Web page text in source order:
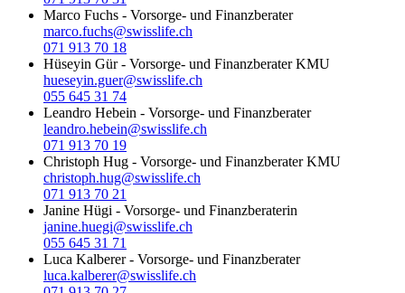
Marco Fuchs - Vorsorge- und Finanzberater
marco.fuchs@swisslife.ch
071 913 70 18
Hüseyin Gür- Vorsorge- und Finanzberater KMU
hueseyin.guer@swisslife.ch
055 645 31 74
Leandro Hebein - Vorsorge- und Finanzberater
leandro.hebein@swisslife.ch
071 913 70 19
Christoph Hug - Vorsorge- und Finanzberater KMU
christoph.hug@swisslife.ch
071 913 70 21
Janine Hügi - Vorsorge- und Finanzberaterin
janine.huegi@swisslife.ch
055 645 31 71
Luca Kalberer- Vorsorge- und Finanzberater
luca.kalberer@swisslife.ch